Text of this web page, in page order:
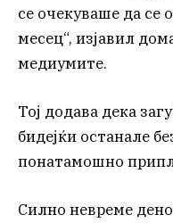
се очекуваше да се
месец“, изјавил
медиумите.
Тој додава дека
бидејќи останале
понатамошно
Силно невреме